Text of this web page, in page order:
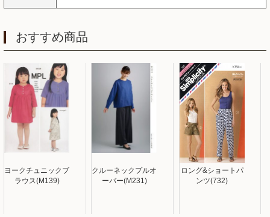
おすすめ商品
ヨークチュニックブ
ラウス(M139)
クルーネックプルオ
ーバー(M231)
ロング&ショートパ
ンツ(732)